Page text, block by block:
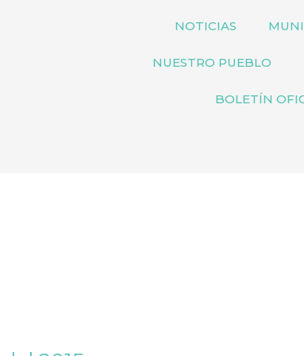
NOTICIAS
NUESTRO PUEBLO
BOLETÍN